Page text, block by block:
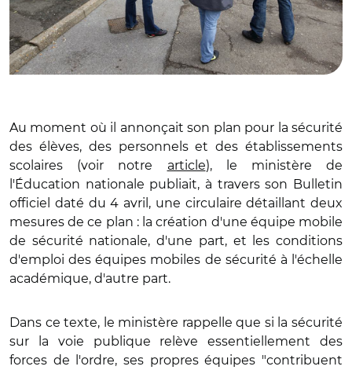
Au moment où il annonçait son plan pour la sécurité
des élèves, des personnels et des établissements
scolaires (voir notre article), le ministère de
l'Éducation nationale publiait, à travers son Bulletin
officiel daté du 4 avril, une circulaire détaillant deux
mesures de ce plan : la création d'une équipe mobile
de sécurité nationale, d'une part, et les conditions
d'emploi des équipes mobiles de sécurité à l'échelle
académique, d'autre part.
Dans ce texte, le ministère rappelle que si la sécurité
sur la voie publique relève essentiellement des
forces de l'ordre, ses propres équipes "contribuent